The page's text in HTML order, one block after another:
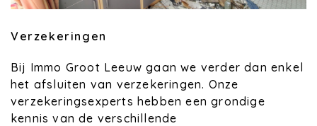
Verzekeringen
Bij Immo Groot Leeuw gaan we verder dan enkel
het afsluiten van verzekeringen. Onze
verzekeringsexperts hebben een grondige
kennis van de verschillende